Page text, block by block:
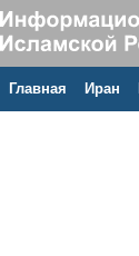
Главная Иран